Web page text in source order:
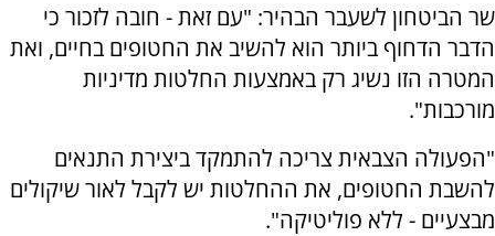
שר הביטחון לשעבר הבהיר: "עם זאת - חובה לזכור כי
הדבר הדחוף ביותר הוא להשיב את החטופים בחיים, ואת
המטרה הזו נשיג רק באמצעות החלטות מדיניות
מורכבות".
"הפעולה הצבאית צריכה להתמקד ביצירת התנאים
להשבת החטופים, את ההחלטות יש לקבל לאור שיקולים
מבצעיים - ללא פוליטיקה".